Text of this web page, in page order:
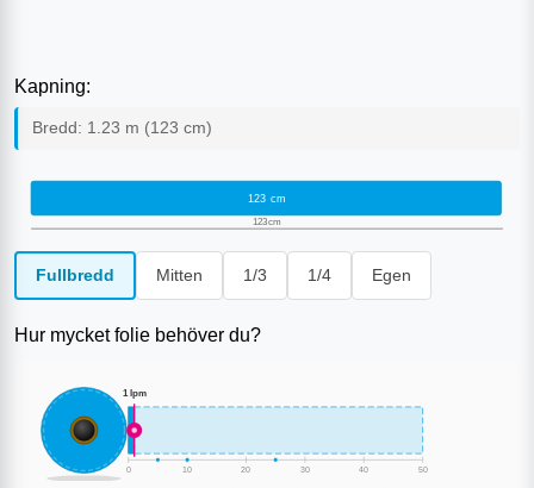
Kapning:
Bredd: 1.23 m (123 cm)
123 cm
123cm
Fullbredd Mitten 1/3 1/4 Egen
Hur mycket folie behöver du?
1lpm
0 10 20 30 40 50